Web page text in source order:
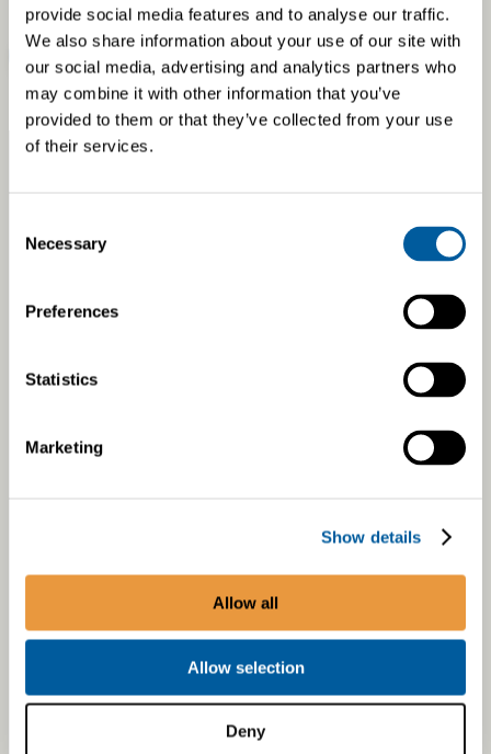
provide social media features and to analyse our traffic.
We also share information about your use of our site with
our social media, advertising and analytics partners who
may combine it with other information that you’ve
provided to them or that they’ve collected from your use
of their services.
Selection
Necessary
Preferences
Statistics
Marketing
Show details
Allow all
Allow selection
Deny
Zpět na stránku výrobního závodu
Proventia Volné pracovní pozice: Svářeč
Products
Thermal Components
Supplier Portal
Simulations
Testing & validation